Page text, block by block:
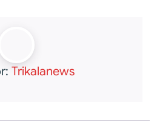
Trikalanews